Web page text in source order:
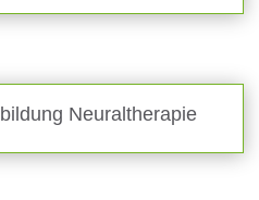
Neuraltherapie